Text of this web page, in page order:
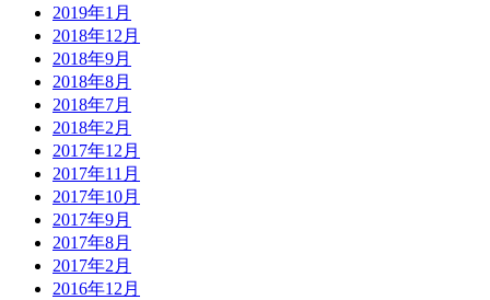
2019年1月
2018年12月
2018年9月
2018年8月
2018年7月
2018年2月
2017年12月
2017年11月
2017年10月
2017年9月
2017年8月
2017年2月
2016年12月